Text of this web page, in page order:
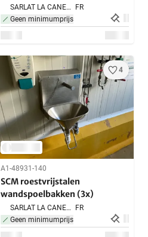
SARLAT LA CANEDA,
FR
Geen minimumprijs
4
A1-48931-140
SCM roestvrijstalen
wandspoelbakken (3x)
SARLAT LA CANEDA,
FR
Geen minimumprijs